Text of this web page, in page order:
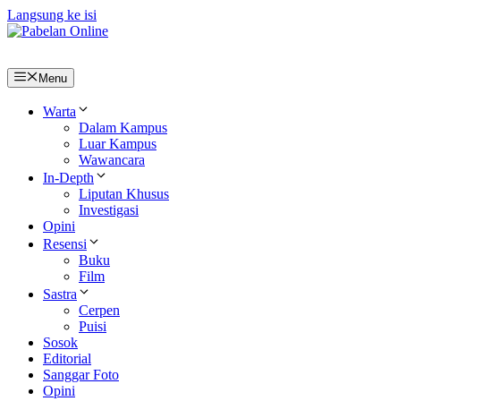
Langsung ke isi
Menu
Warta
Dalam Kampus
Luar Kampus
Wawancara
In-Depth
Liputan Khusus
Investigasi
Opini
Resensi
Buku
Film
Sastra
Cerpen
Puisi
Sosok
Editorial
Sanggar Foto
Opini